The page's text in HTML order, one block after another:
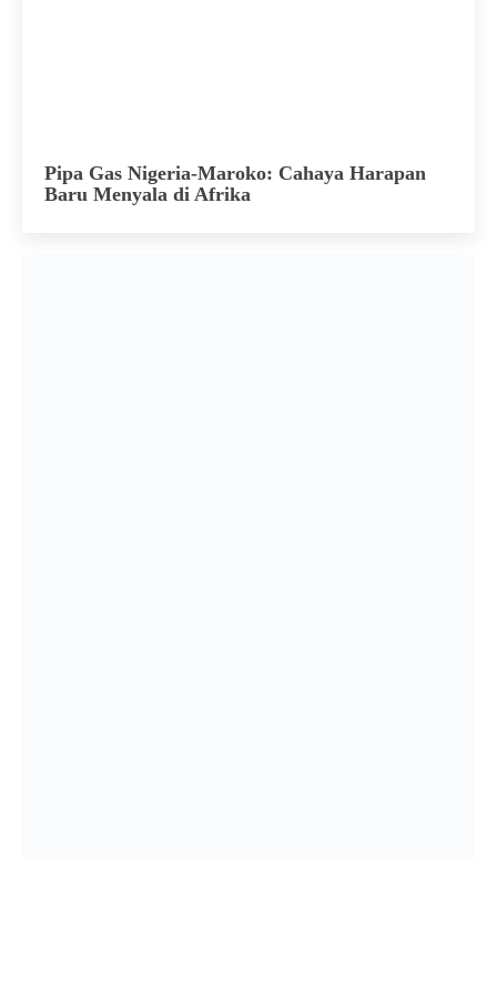
Pipa Gas Nigeria-Maroko: Cahaya Harapan
Baru Menyala di Afrika